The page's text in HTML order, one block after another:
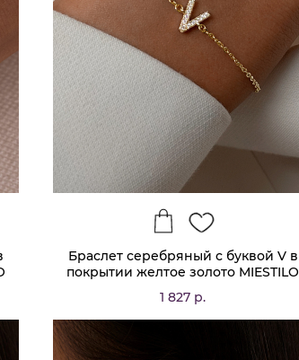
Браслет серебряный с буквой V в
покрытии желтое золото MIESTILO
1 827 р.